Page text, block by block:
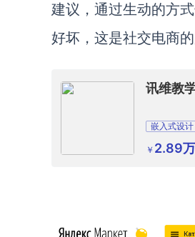
建议，通过生动的方
好坏，这是社交电商的
讯维教
嵌入式设计
￥ 2.89万